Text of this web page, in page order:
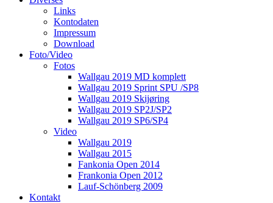
Links
Kontodaten
Impressum
Download
Foto/Video
Fotos
Wallgau 2019 MD komplett
Wallgau 2019 Sprint SPU /SP8
Wallgau 2019 Skijøring
Wallgau 2019 SP2J/SP2
Wallgau 2019 SP6/SP4
Video
Wallgau 2019
Wallgau 2015
Fankonia Open 2014
Frankonia Open 2012
Lauf-Schönberg 2009
Kontakt